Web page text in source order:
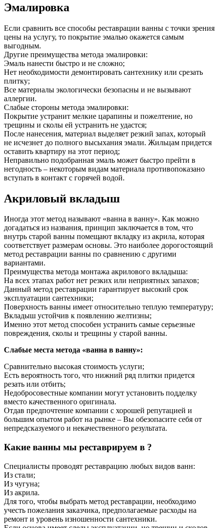
Эмалировка
Если сравнить все способы реставрации ванны с точки зрения
цены на услугу, то покрытие эмалью окажется самым
выгодным.
Другие преимущества метода эмалировки:
Эмаль нанести быстро и не сложно;
Нет необходимости демонтировать сантехнику или срезать
плитку;
Все материалы экологически безопасны и не вызывают
аллергии.
Слабые стороны метода эмалировки:
Покрытие устранит мелкие царапины и пожелтение, но
трещины и сколы ей устранить не удастся;
После нанесения, материал выделяет резкий запах, который
не исчезнет до полного высыхания эмали. Жильцам придется
оставить квартиру на этот период;
Неправильно подобранная эмаль может быстро прейти в
негодность – некоторым видам материала противопоказано
вступать в контакт с горячей водой.
Акриловый вкладыш
Иногда этот метод называют «ванна в ванну». Как можно
догадаться из названия, принцип заключается в том, что
внутрь старой ванны помещают вкладку из акрила, которая
соответствует размерам основы. Это наиболее дорогостоящий
метод реставрации ванны по сравнению с другими
вариантами.
Преимущества метода монтажа акрилового вкладыша:
На всех этапах работ нет резких или неприятных запахов;
Данный метод реставрации гарантирует высокий срок
эксплуатации сантехники;
Поверхность ванны имеет относительно теплую температуру;
Вкладыш устойчив к появлению желтизны;
Именно этот метод способен устранить самые серьезные
повреждения, сколы и трещины у старой ванны.
Слабые места метода «ванна в ванну»:
Сравнительно высокая стоимость услуги;
Есть вероятность того, что нижний ряд плитки придется
резать или отбить;
Недобросовестные компании могут установить подделку
вместо качественного оригинала.
Отдав предпочтение компании с хорошей репутацией и
большим опытом работ на рынке – Вы обезопасите себя от
непредсказуемого и некачественного результата.
Какие ванны мы реставрируем в ?
Специалисты проводят реставрацию любых видов ванн:
Из стали;
Из чугуна;
Из акрила.
Для того, чтобы выбрать метод реставрации, необходимо
учесть пожелания заказчика, предполагаемые расходы на
ремонт и уровень изношенности сантехники.